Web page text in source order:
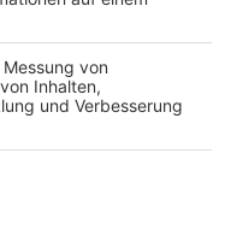
zurück auf den
Weg zu einer
einem
ein
runden das